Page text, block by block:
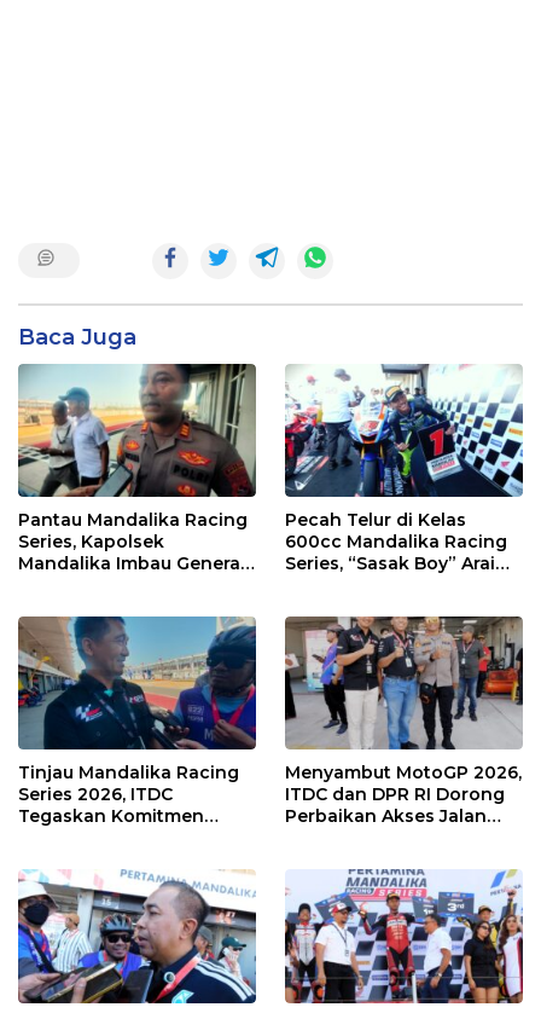
Baca Juga
Pantau Mandalika Racing
Series, Kapolsek
Mandalika Imbau Generasi
Pecah Telur di Kelas
600cc Mandalika Racing
Series, “Sasak Boy” Arai
Tinjau Mandalika Racing
Series 2026, ITDC
Tegaskan Komitmen
Kawasan
Menyambut MotoGP 2026,
ITDC dan DPR RI Dorong
Perbaikan Akses Jalan